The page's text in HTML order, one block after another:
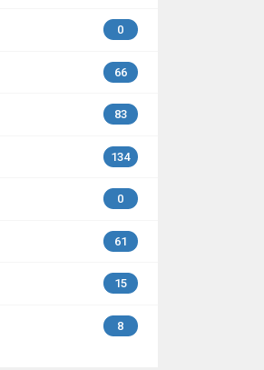
0
66
83
134
0
61
15
8